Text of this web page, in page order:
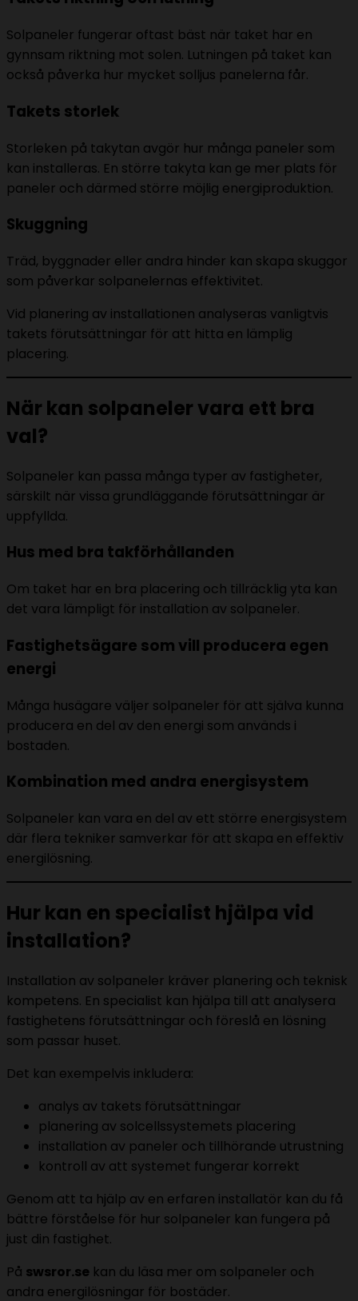
Solpaneler fungerar oftast bäst när taket har en
gynnsam riktning mot solen. Lutningen på taket kan
också påverka hur mycket solljus panelerna får.
Takets storlek
Storleken på takytan avgör hur många paneler som
kan installeras. En större takyta kan ge mer plats för
paneler och därmed större möjlig energiproduktion.
Skuggning
Träd, byggnader eller andra hinder kan skapa skuggor
som påverkar solpanelernas effektivitet.
Vid planering av installationen analyseras vanligtvis
takets förutsättningar för att hitta en lämplig
placering.
När kan solpaneler vara ett bra
val?
Solpaneler kan passa många typer av fastigheter,
särskilt när vissa grundläggande förutsättningar är
uppfyllda.
Hus med bra takförhållanden
Om taket har en bra placering och tillräcklig yta kan
det vara lämpligt för installation av solpaneler.
Fastighetsägare som vill producera egen
energi
Många husägare väljer solpaneler för att själva kunna
producera en del av den energi som används i
bostaden.
Kombination med andra energisystem
Solpaneler kan vara en del av ett större energisystem
där flera tekniker samverkar för att skapa en effektiv
energilösning.
Hur kan en specialist hjälpa vid
installation?
Installation av solpaneler kräver planering och teknisk
kompetens. En specialist kan hjälpa till att analysera
fastighetens förutsättningar och föreslå en lösning
som passar huset.
Det kan exempelvis inkludera:
analys av takets förutsättningar
planering av solcellssystemets placering
installation av paneler och tillhörande utrustning
kontroll av att systemet fungerar korrekt
Genom att ta hjälp av en erfaren installatör kan du få
bättre förståelse för hur solpaneler kan fungera på
just din fastighet.
På swsror.se kan du läsa mer om solpaneler och
andra energilösningar för bostäder.